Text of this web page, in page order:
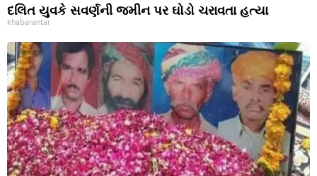
દલિત યુવકે સવર્ણની જમીન પર ઘોડો ચરાવતા હત્યા
khabarantar